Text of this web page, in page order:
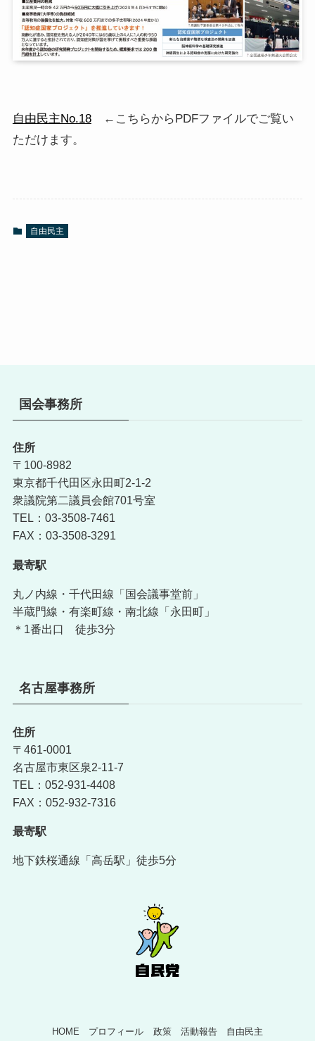
自由民主No.18←こちらからPDFファイルでご覧い
ただけます。
自由民主
国会事務所
住所
〒100-8982
東京都千代田区永田町2-1-2
衆議院第二議員会館701号室
TEL：03-3508-7461
FAX：03-3508-3291
最寄駅
丸ノ内線・千代田線「国会議事堂前」
半蔵門線・有楽町線・南北線「永田町」
＊1番出口 徒歩3分
名古屋事務所
住所
〒461-0001
名古屋市東区泉2-11-7
TEL：052-931-4408
FAX：052-932-7316
最寄駅
地下鉄桜通線「高岳駅」徒歩5分
HOME プロフィール 政策 活動報告 自由民主